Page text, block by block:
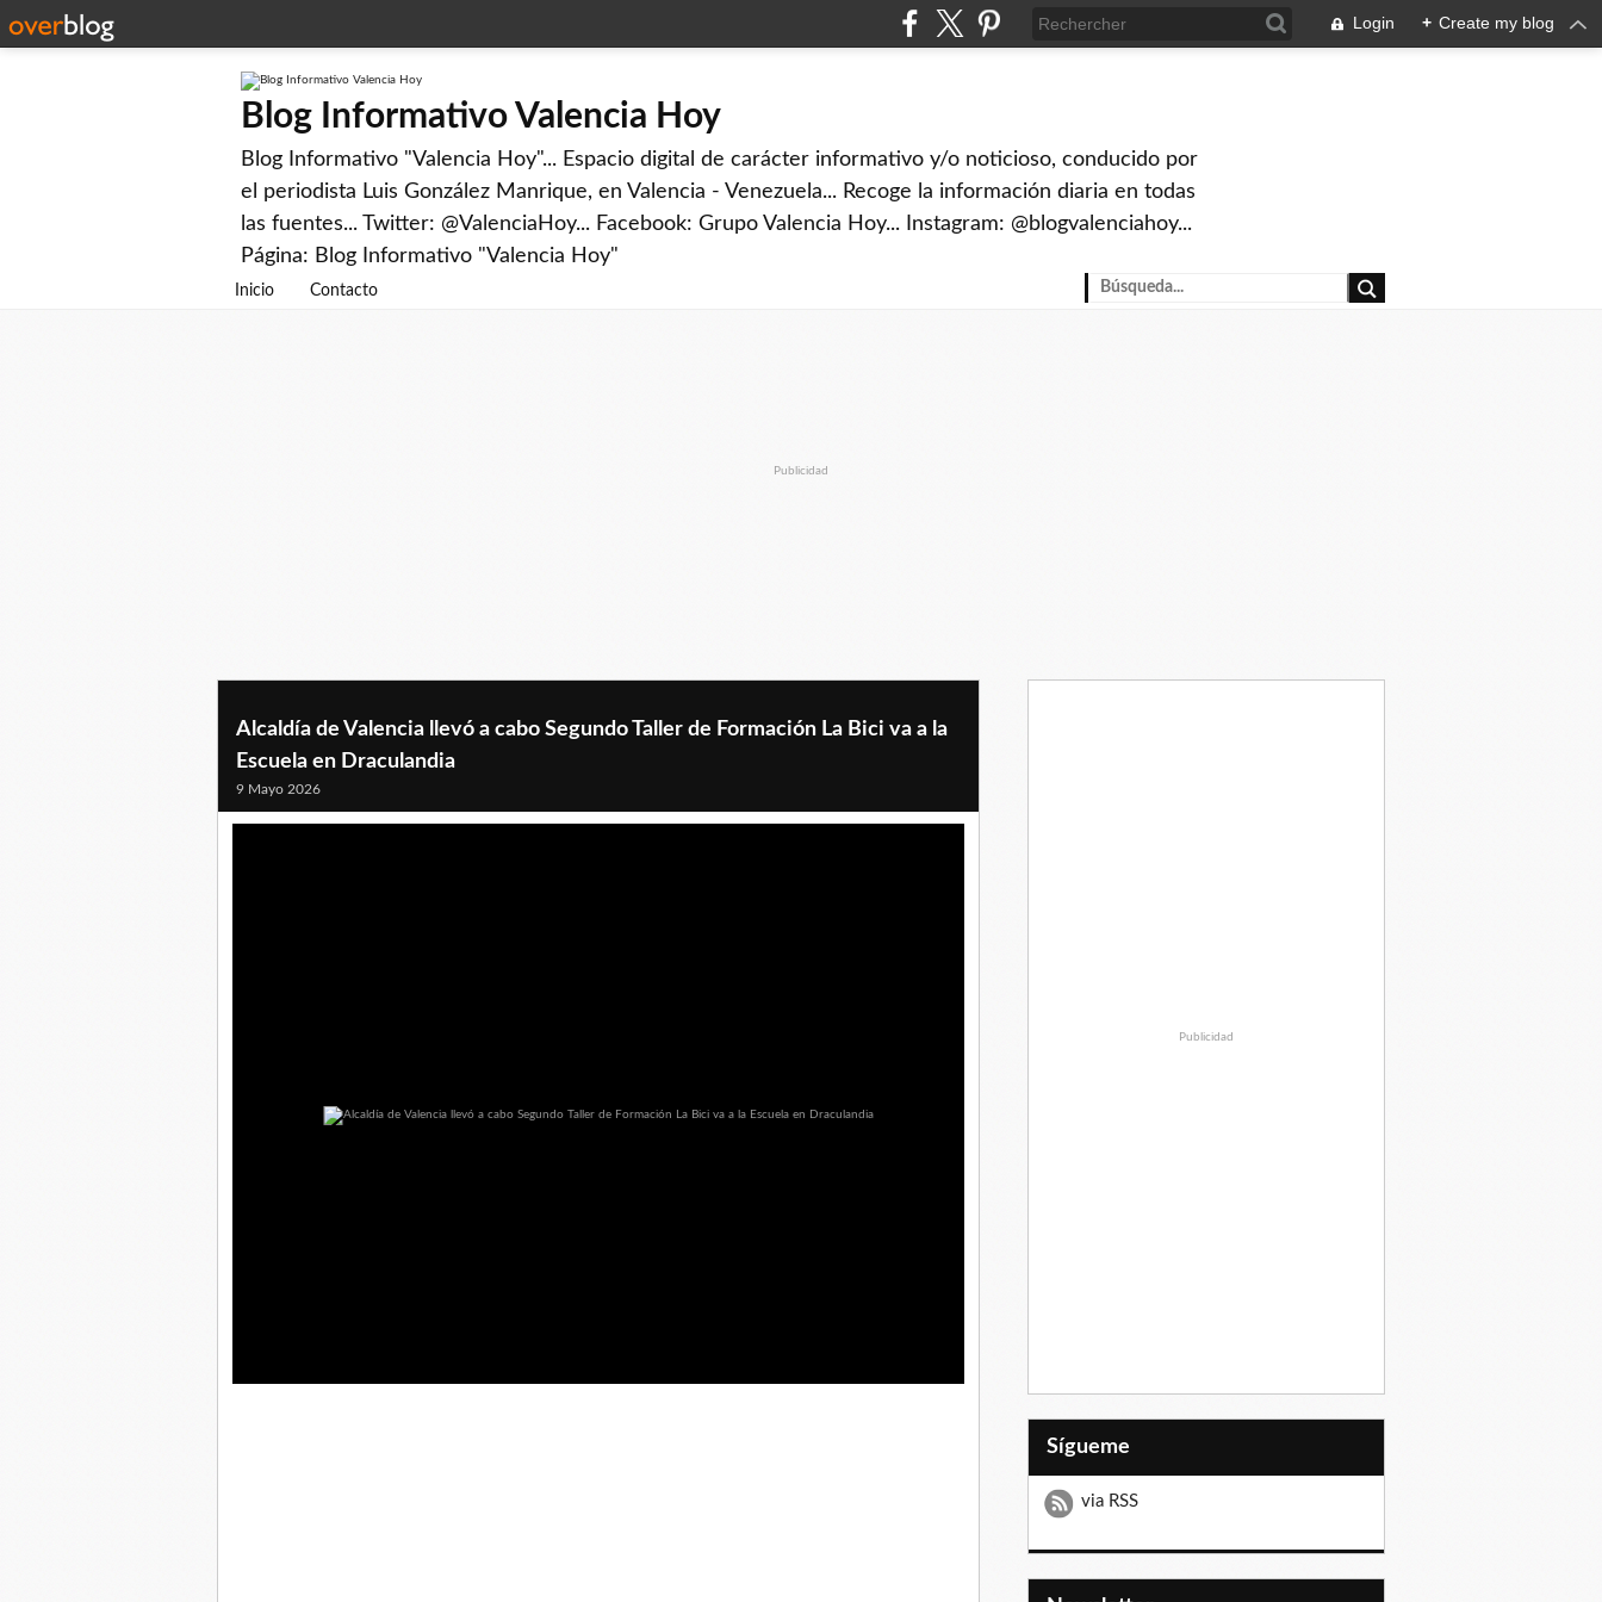
Login + Create my blog
Blog Informativo Valencia Hoy
Blog Informativo "Valencia Hoy"... Espacio digital de carácter informativo y/o noticioso, conducido por
el periodista Luis González Manrique, en Valencia - Venezuela... Recoge la información diaria en todas
las fuentes... Twitter: @ValenciaHoy... Facebook: Grupo Valencia Hoy... Instagram: @blogvalenciahoy...
Página: Blog Informativo "Valencia Hoy"
Inicio Contacto
Publicidad
Alcaldía de Valencia llevó a cabo Segundo Taller de Formación La Bici va a la
Escuela en Draculandia
9 Mayo 2026
Publicidad
Sígueme
via RSS